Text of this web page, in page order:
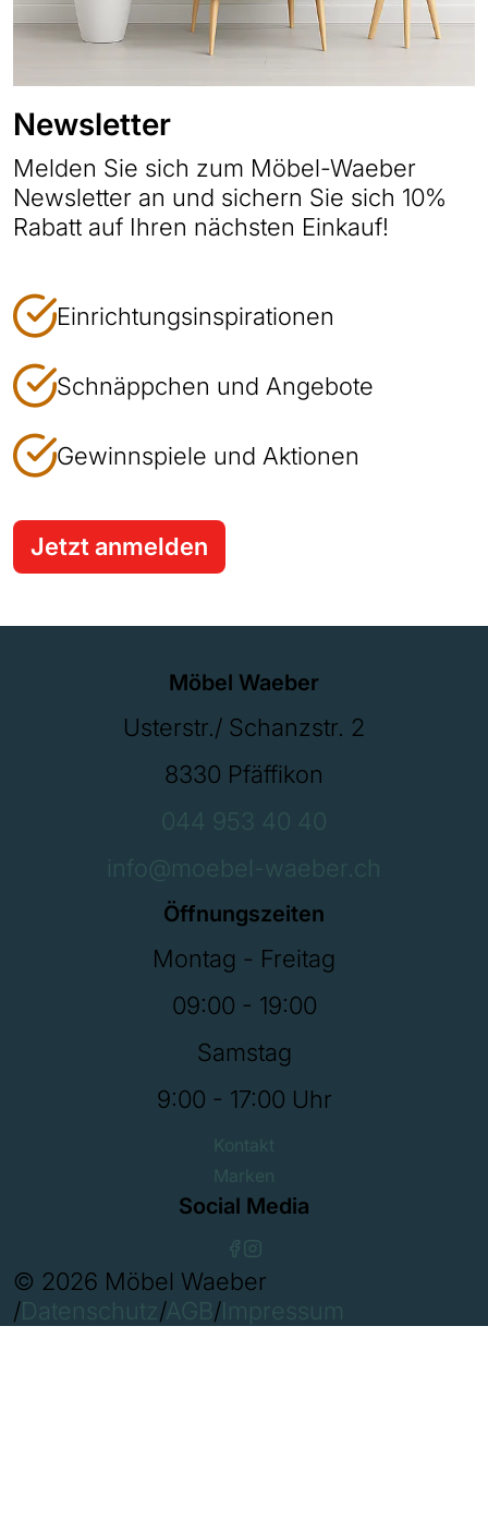
Newsletter
Melden Sie sich zum Möbel-Waeber
Newsletter an und sichern Sie sich 10%
Rabatt auf Ihren nächsten Einkauf!
Einrichtungsinspirationen
Schnäppchen und Angebote
Gewinnspiele und Aktionen
Jetzt anmelden
Möbel Waeber
Usterstr./ Schanzstr. 2
8330 Pfäffikon
044 953 40 40
info@moebel-waeber.ch
Öffnungszeiten
Montag - Freitag
09:00 - 19:00
Samstag
9:00 - 17:00 Uhr
Kontakt
Marken
Social Media
© 2026 Möbel Waeber
/Datenschutz/AGB/Impressum